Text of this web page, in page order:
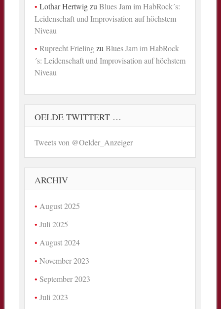
Lothar HertwigzuBlues Jam im HabRock´s:
Leidenschaft und Improvisation auf höchstem
Niveau
Ruprecht FrielingzuBlues Jam im HabRock
´s: Leidenschaft und Improvisation auf höchstem
Niveau
OELDE TWITTERT …
Tweets von @Oelder_Anzeiger
ARCHIV
August 2025
Juli 2025
August 2024
November 2023
September 2023
Juli 2023